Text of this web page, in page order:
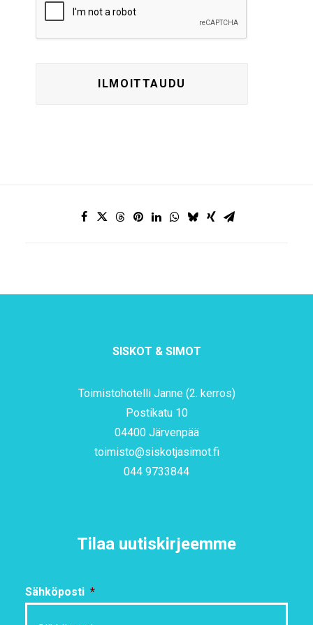
SISKOT & SIMOT
Toimistohotelli Janne (2. kerros)
Postikatu 10
04400 Järvenpää
toimisto@siskotjasimot.fi
044 9733844
Tilaa uutiskirjeemme
Sähköposti *